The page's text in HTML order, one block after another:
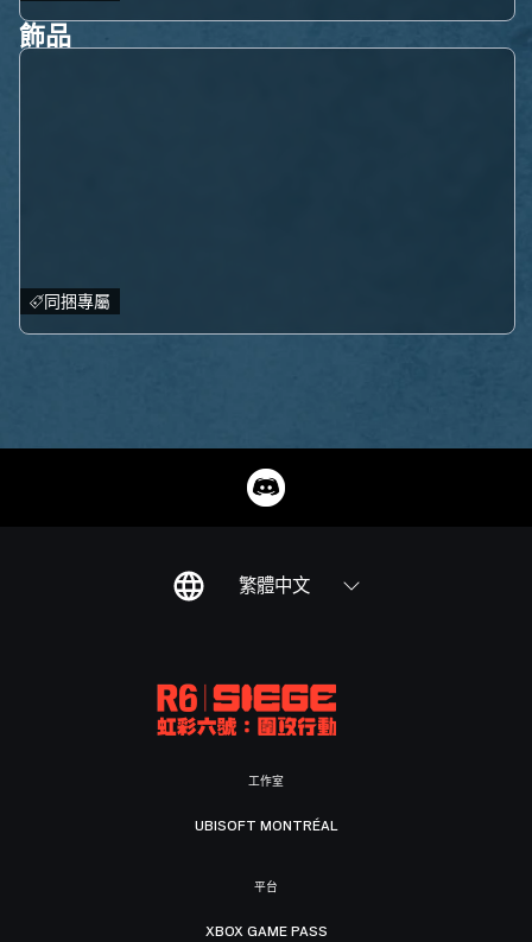
飾品
同捆專屬
繁體中文
工作室
UBISOFT MONTRÉAL
平台
XBOX GAME PASS